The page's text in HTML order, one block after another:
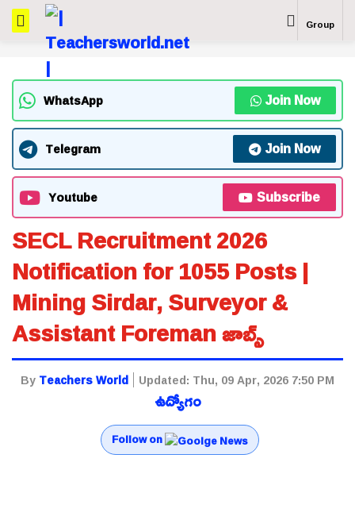
Group
WhatsApp Join Now
Telegram Join Now
Youtube Subscribe
SECL Recruitment 2026
Notification for 1055 Posts |
Mining Sirdar, Surveyor &
Assistant Foreman జాబ్స్
ByTeachers World Updated: Thu, 09 Apr, 2026 7:50 PM
ఉద్యోగం
Follow on